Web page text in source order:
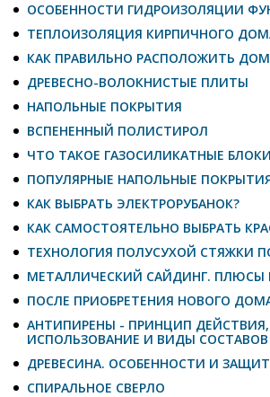
ОСОБЕННОСТИ ГИДРОИЗОЛЯЦИИ
ТЕПЛОИЗОЛЯЦИЯ КИРПИЧНОГО
КАК ПРАВИЛЬНО РАСПОЛОЖИТЬ ДОМ
ДРЕВЕСНО-ВОЛОКНИСТЫЕ ПЛИТЫ
НАПОЛЬНЫЕ ПОКРЫТИЯ
ВСПЕНЕННЫЙ ПОЛИСТИРОЛ
ЧТО ТАКОЕ ГАЗОСИЛИКАТНЫЕ БЛОКИ
ПОПУЛЯРНЫЕ НАПОЛЬНЫЕ
КАК ВЫБРАТЬ ЭЛЕКТРОРУБАНОК?
КАК САМОСТОЯТЕЛЬНО ВЫБРАТЬ
ТЕХНОЛОГИЯ ПОЛУСУХОЙ СТЯЖКИ
МЕТАЛЛИЧЕСКИЙ САЙДИНГ.
ПОСЛЕ ПРИОБРЕТЕНИЯ НОВОГО
АНТИПИРЕНЫ - ПРИНЦИП ДЕЙСТВИЯ,
ИСПОЛЬЗОВАНИЕ И ВИДЫ СОСТАВОВ
ДРЕВЕСИНА. ОСОБЕННОСТИ И
СПИРАЛЬНОЕ СВЕРЛО